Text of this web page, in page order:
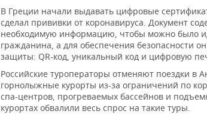
В Греции начали выдавать цифровые
сделал прививки от коронавируса. Документ
необходимую информацию, чтобы можно было
гражданина, а для обеспечения безопасности
защиты: QR-код, уникальный код и цифровую
Российские туроператоры отменяют поездки в
горнолыжные курорты из-за ограничений по
спа-центров, прогреваемых бассейнов и
курортах обвалили весь спрос на такие туры.